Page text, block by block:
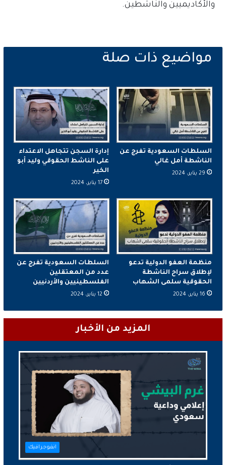
والأكاديميين والناشطين.
السلطات السعودية تفرج عن
الناشطة أمل غالي
29 يناير، 2024
إدارة السجن تتجاهل الاعتداء
على الناشط الحقوقي وليد أبو
الخير
17 يناير، 2024
منظمة العفو الدولية تدعو
لإطلاق سراح الناشطة
الحقوقية سلمى الشهاب
16 يناير، 2024
السلطات السعودية تفرج عن
عدد من المعتقلين
الفلسطينيين والأردنيين
12 يناير، 2024
المزيد من الأخبار
انفوجرافيك